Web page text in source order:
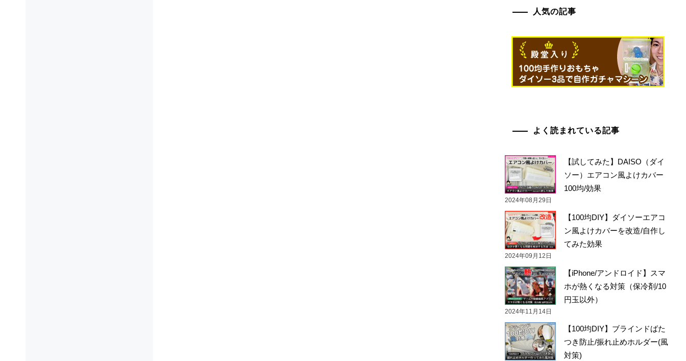
人気の記事
よく読まれている記事
【試してみた】DAISO（ダイ
ソー）エアコン風よけカバー
100均/効果
2024年08月29日
【100均DIY】ダイソーエアコ
ン風よけカバーを改造/自作し
てみた効果
2024年09月12日
【iPhone/アンドロイド】スマ
ホが熱くなる対策（保冷剤/10
円玉以外）
2024年11月14日
【100均DIY】ブラインドばた
つき防止/振れ止めホルダー(風
対策)